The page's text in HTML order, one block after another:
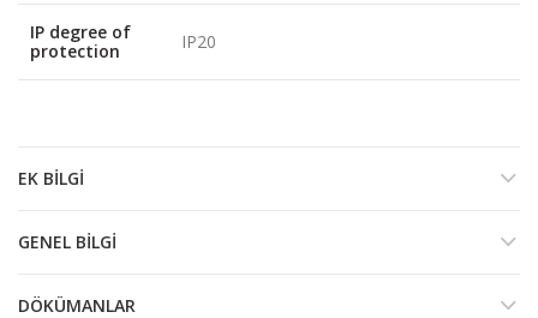
IP degree of
protection
IP20
EK BILGI
GENEL BILGI
DÖKÜMANLAR